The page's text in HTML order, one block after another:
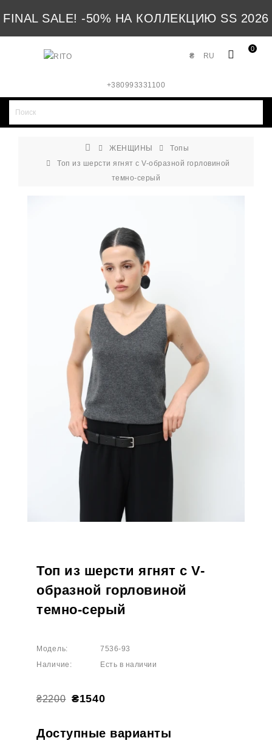
FINAL SALE! -50% НА КОЛЛЕКЦИЮ SS 2026
0
RU
₴
+380993331100
ЖЕНЩИНЫ
Топы
Топ из шерсти ягнят с V-образной горловиной
темно-серый
Топ из шерсти ягнят с V-
образной горловиной
темно-серый
Модель:
7536-93
Наличие:
Есть в наличии
₴2200 ₴1540
Доступные варианты